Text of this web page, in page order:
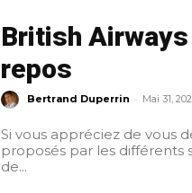
British
repos
Bertrand Duperrin - Mai 31,
Si vous appréciez de vous
proposés par les différents
de...